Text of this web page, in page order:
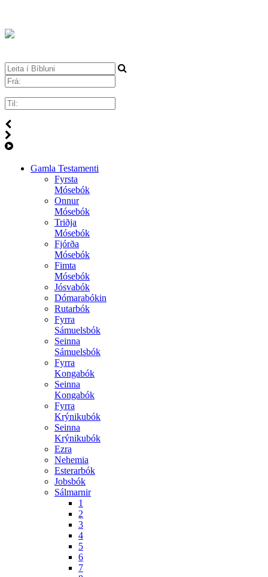
Gamla Testamenti
Fyrsta
Mósebók
Onnur
Mósebók
Triðja
Mósebók
Fjórða
Mósebók
Fimta
Mósebók
Jósvabók
Dómarabókin
Rutarbók
Fyrra
Sámuelsbók
Seinna
Sámuelsbók
Fyrra
Kongabók
Seinna
Kongabók
Fyrra
Krýnikubók
Seinna
Krýnikubók
Ezra
Nehemia
Esterarbók
Jobsbók
Sálmarnir
1
2
3
4
5
6
7